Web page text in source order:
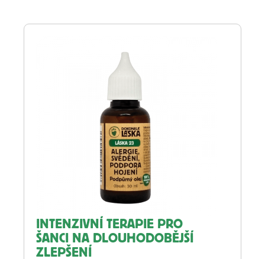
INTENZIVNÍ TERAPIE PRO
ŠANCI NA DLOUHODOBĚJŠÍ
ZLEPŠENÍ